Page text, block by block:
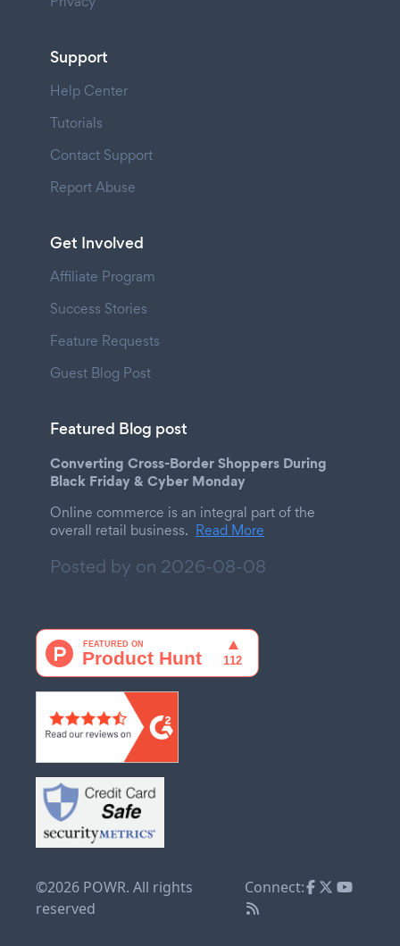
Support
Help Center
Tutorials
Contact Support
Report Abuse
Get Involved
Affiliate Program
Success Stories
Feature Requests
Guest Blog Post
Featured Blog post
Converting Cross-Border Shoppers During
Black Friday & Cyber Monday
Online commerce is an integral part of the
overall retail business. Read More
Posted by on 2026-08-08
©2026 POWR. All rights
reserved
Connect: